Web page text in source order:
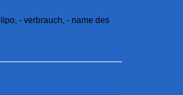
- verbrauch, - name des